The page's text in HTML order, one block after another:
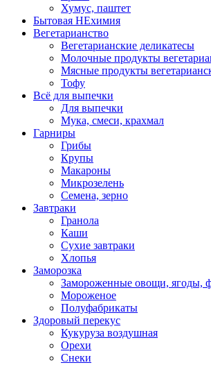
Хумус, паштет
Бытовая НЕхимия
Вегетарианство
Вегетарианские деликатесы
Молочные продукты
Мясные продукты
Тофу
Всё для выпечки
Для выпечки
Мука, смеси, крахмал
Гарниры
Грибы
Крупы
Макароны
Микрозелень
Семена, зерно
Завтраки
Гранола
Каши
Сухие завтраки
Хлопья
Заморозка
Замороженные овощи, ягоды,
Мороженое
Полуфабрикаты
Здоровый перекус
Кукуруза воздушная
Орехи
Снеки